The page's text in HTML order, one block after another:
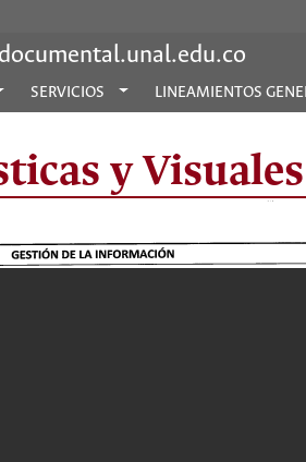
SERVICIOS LINEAMIENTOS
y